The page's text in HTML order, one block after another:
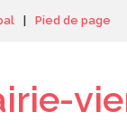
Pied de page